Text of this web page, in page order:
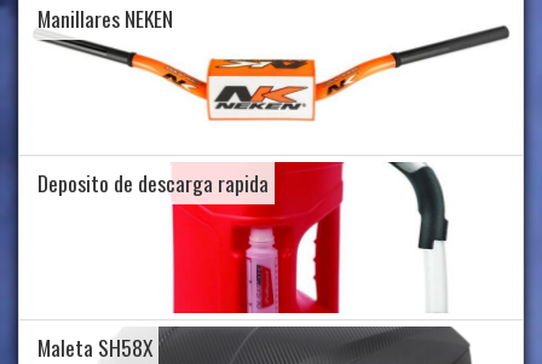
Manillares NEKEN
Deposito de descarga rapida
Maleta SH58X